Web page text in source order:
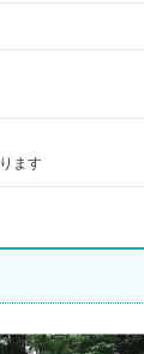
ます